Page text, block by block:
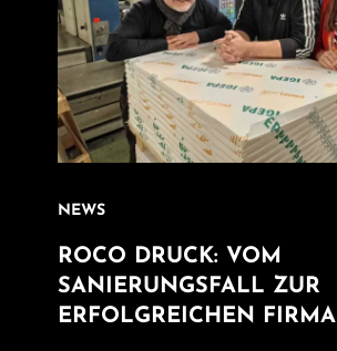
NEWS
ROCO DRUCK: VOM
SANIERUNGSFALL ZUR
ERFOLGREICHEN FIRMA